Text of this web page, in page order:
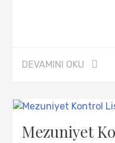
DEVAMINI OKU
Mezuniyet